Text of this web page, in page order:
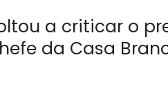
a criticar o
da Casa